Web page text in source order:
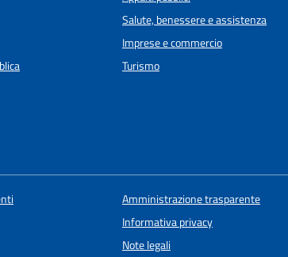
Salute, benessere e assistenza
Imprese e commercio
Turismo
Amministrazione trasparente
Informativa privacy
Note legali